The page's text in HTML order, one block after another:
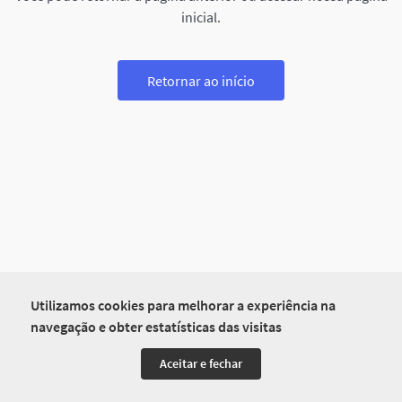
Utilizamos cookies para melhorar a experiência na
navegação e obter estatísticas das visitas
Aceitar e fechar
inicial.
Retornar ao início